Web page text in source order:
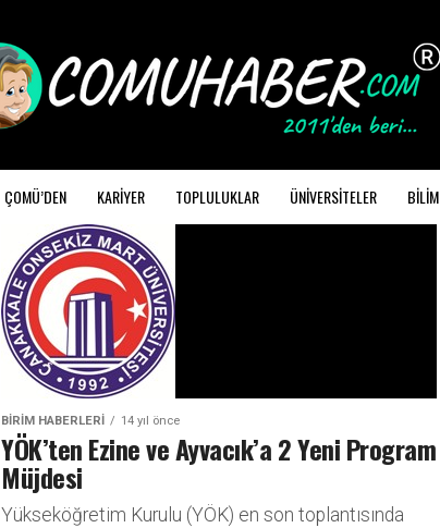
ÇOMÜ’DEN KARİYER TOPLULUKLAR ÜNİVERSİTELER BİLİM
BİRİM HABERLERİ 14 yıl önce
YÖK’ten Ezine ve Ayvacık’a 2 Yeni Program
Müjdesi
Yükseköğretim Kurulu (YÖK) en son toplantısında